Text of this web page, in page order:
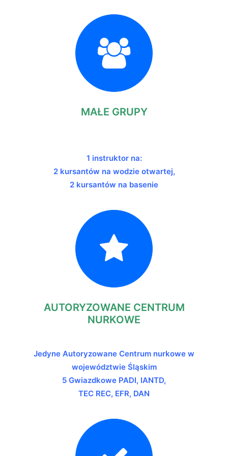
MAŁE GRUPY
1 instruktor na:
2 kursantów na wodzie otwartej,
2 kursantów na basenie
AUTORYZOWANE CENTRUM
NURKOWE
Jedyne Autoryzowane Centrum nurkowe w
województwie Śląskim
5 Gwiazdkowe PADI, IANTD,
TEC REC, EFR, DAN